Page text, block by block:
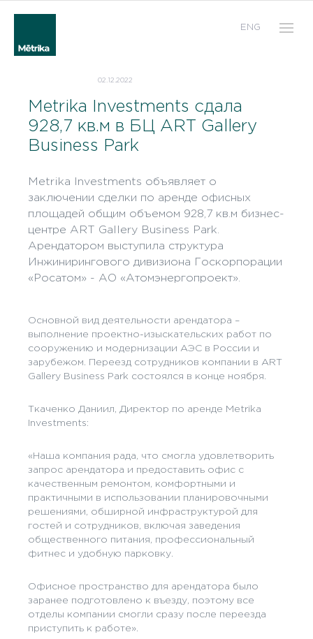
02.12.2022
Metrika Investments сдала
928,7 кв.м в БЦ ART Gallery
Business Park
Metrika Investments объявляет о
заключении сделки по аренде офисных
площадей общим объемом 928,7 кв.м бизнес-
центре ART Gallery Business Park.
Арендатором выступила структура
Инжинирингового дивизиона Госкорпорации
«Росатом» - АО «Атомэнергопроект».
Основной вид деятельности арендатора –
выполнение проектно-изыскательских работ по
сооружению и модернизации АЭС в России и
зарубежом. Переезд сотрудников компании в ART
Gallery Business Park состоялся в конце ноября.
Ткаченко Даниил, Директор по аренде Metrika
Investments:
«Наша компания рада, что смогла удовлетворить
запрос арендатора и предоставить офис с
качественным ремонтом, комфортными и
практичными в использовании планировочными
решениями, обширной инфраструктурой для
гостей и сотрудников, включая заведения
общественного питания, профессиональный
фитнес и удобную парковку.
Офисное пространство для арендатора было
заранее подготовлено к въезду, поэтому все
отделы компании смогли сразу после переезда
приступить к работе».
ENG